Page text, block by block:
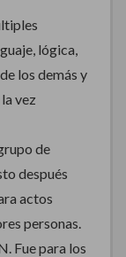
lógica,
los demás y
vez
de
después
actos
personas.
Fue para los